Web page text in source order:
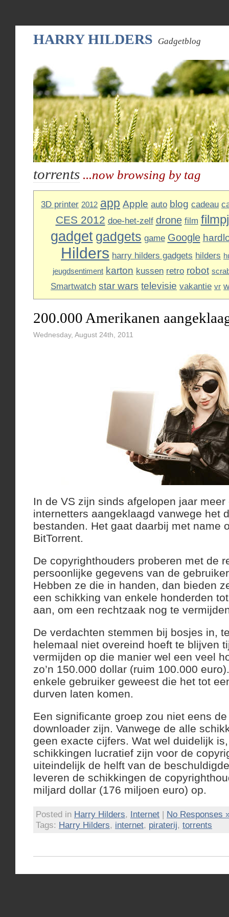
HARRY HILDERS Gadgetblog
torrents ...now browsing by tag
3D printer 2012 app Apple auto blog cadeau
CES 2012 doe-het-zelf drone film
gadget gadgets game Google
Hilders harry hilders gadgets hilders
jeugdsentiment karton kussen retro robot
Smartwatch star wars televisie vakantie vr
200.000 Amerikanen
Wednesday, August 24th, 2011
In de VS zijn sinds afgelopen jaar
internetters aangeklaagd vanwege het
bestanden. Het gaat daarbij met name
BitTorrent.
De copyrighthouders proberen met de
persoonlijke gegevens van de
Hebben ze die in handen, dan bieden
een schikking van enkele honderden
aan, om een rechtzaak nog te
De verdachten stemmen bij bosjes in,
helemaal niet overeind hoeft te blijven
vermijden op die manier wel een veel
zo’n 150.000 dollar (ruim 100.000
enkele gebruiker geweest die het tot
durven laten komen.
Een significante groep zou niet eens
downloader zijn. Vanwege de alle
geen exacte cijfers. Wat wel duidelijk
schikkingen lucratief zijn voor de
uiteindelijk de helft van de
leveren de schikkingen de
miljard dollar (176 miljoen euro) op.
Posted in Harry Hilders, Internet | No Responses
Tags: Harry Hilders, internet, piraterij, torrents